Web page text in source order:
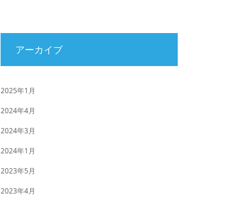
アーカイブ
2025年1月
2024年4月
2024年3月
2024年1月
2023年5月
2023年4月